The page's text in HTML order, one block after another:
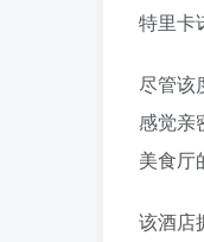
特里卡
尽管该
感觉亲
美食厅
该酒店